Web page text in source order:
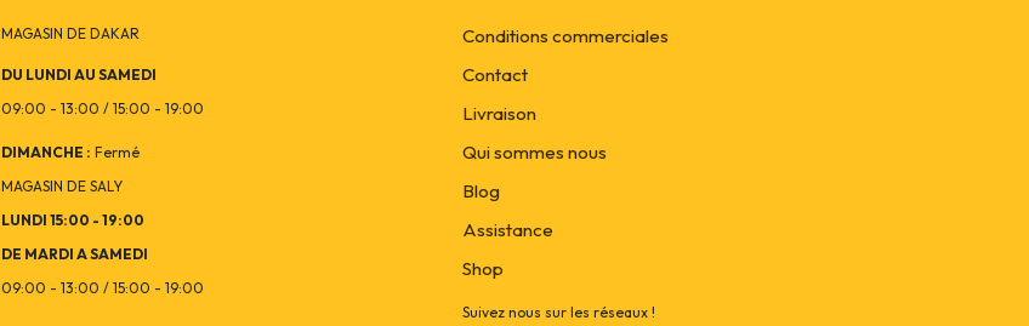
MAGASIN DE DAKAR
DU LUNDI AU SAMEDI
09:00 - 13:00 / 15:00 - 19:00
DIMANCHE : Fermé
MAGASIN DE SALY
LUNDI 15:00 - 19:00
DE MARDI A SAMEDI
09:00 - 13:00 / 15:00 - 19:00
Conditions commerciales
Contact
Livraison
Qui sommes nous
Blog
Assistance
Shop
Suivez nous sur les réseaux !